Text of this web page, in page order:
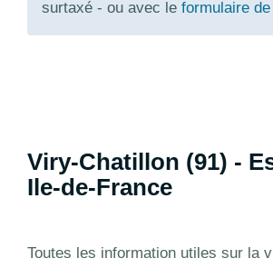
surtaxé - ou avec le formulaire
Viry-Chatillon (91) -
Ile-de-France
Toutes les information utiles sur la